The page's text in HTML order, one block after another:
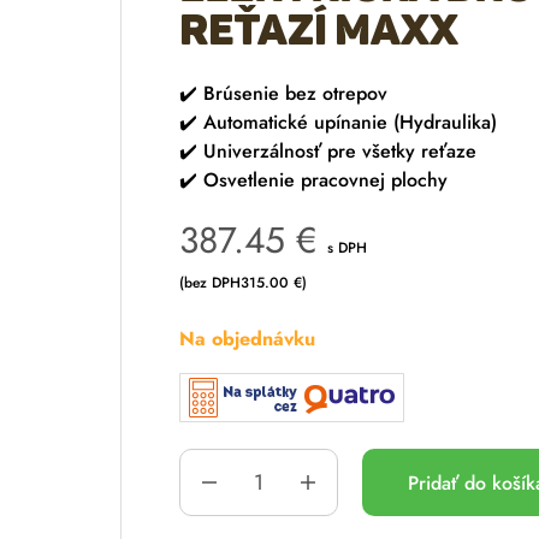
reťazí Maxx
✔️ Brúsenie bez otrepov
✔️ Automatické upínanie (Hydraulika)
✔️ Univerzálnosť pre všetky reťaze
✔️ Osvetlenie pracovnej plochy
387.45 € s DPH
(bez DPH315.00 €)
Na objednávku
Pridať do